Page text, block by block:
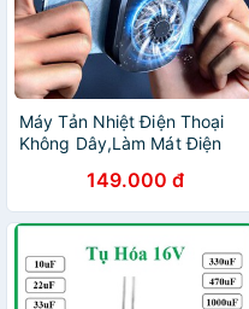
Máy Tản Nhiệt Điện Thoại
Không Dây,Làm Mát Điện
Chơi Game149.000 đ